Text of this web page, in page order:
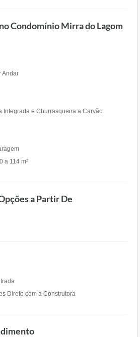
Condomínio Mirra do Lagom
Andar
Integrada e Churrasqueira a Carvão
a 114 m²
a Partir De
Direto com a Construtora